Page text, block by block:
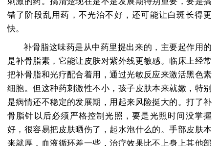
错了阶段乱用药，不光治不好，还可能让白斑长得更
快。
补骨脂这味药是从中药里提出来的，主要起作用的
是补骨脂素，它能让皮肤对紫外线更敏感。临床上经常
把补骨脂和光疗配合着用，通过光敏反应来激活黑色素
细胞。但这种药刺激性不小，孩子皮肤本来就嫩，特别
是病情还不稳定的发展期，用起来风险挺大的。打了补
骨脂针以后必须严格控制光照，要是光照时间没掌握
好，很容易把皮肤晒伤了，起水泡什么的。手部皮肤本
来就厚，血液循环差一些，治疗效果比不上身上其他部